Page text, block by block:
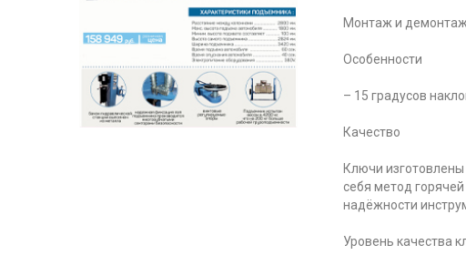
Монтаж и демонтаж
Особенности
– 15 градусов
Качество
Ключи
себя метод
надёжности
Уровень качества